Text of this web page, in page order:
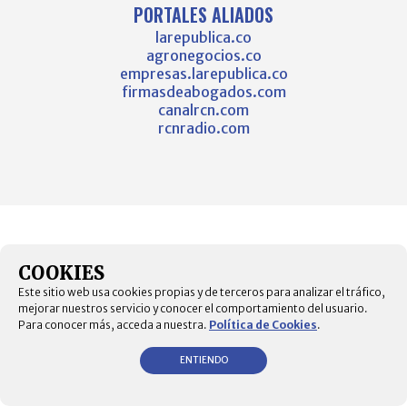
PORTALES ALIADOS
larepublica.co
agronegocios.co
empresas.larepublica.co
firmasdeabogados.com
canalrcn.com
rcnradio.com
COOKIES
Este sitio web usa cookies propias y de terceros para analizar el tráfico,
mejorar nuestros servicio y conocer el comportamiento del usuario.
Para conocer más, acceda a nuestra. Política de Cookies.
ENTIENDO